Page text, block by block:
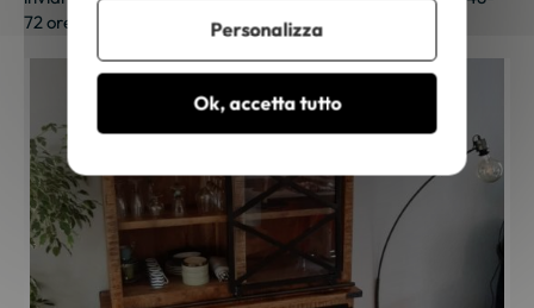
72 ore lavorative. Grazie per la tua fedeltà!
Ok, accetta tutto
Personalizza